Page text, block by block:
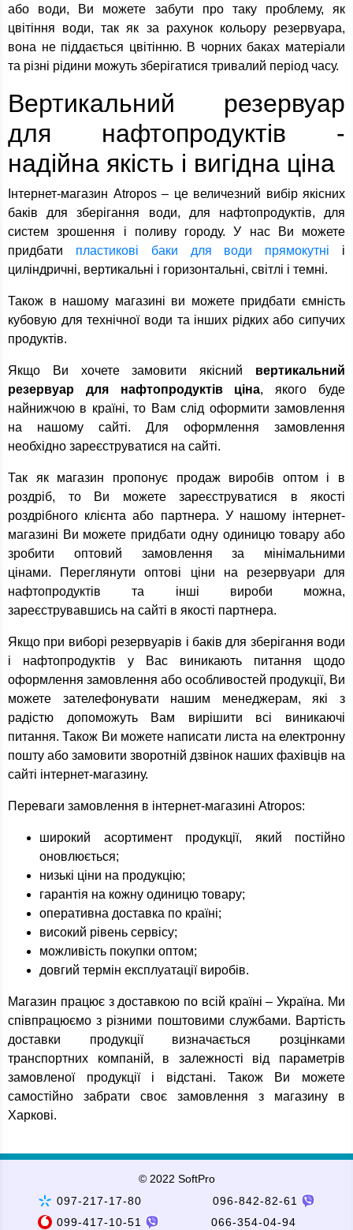
або води, Ви можете забути про таку проблему, як
цвітіння води, так як за рахунок кольору резервуара,
вона не піддається цвітінню. В чорних баках матеріали
та різні рідини можуть зберігатися тривалий період часу.
Вертикальний резервуар
для нафтопродуктів -
надійна якість і вигідна ціна
Інтернет-магазин Atropos – це величезний вибір якісних
баків для зберігання води, для нафтопродуктів, для
систем зрошення і поливу городу. У нас Ви можете
придбати пластикові баки для води прямокутні і
циліндричні, вертикальні і горизонтальні, світлі і темні.
Також в нашому магазині ви можете придбати ємність
кубовую для технічної води та інших рідких або сипучих
продуктів.
Якщо Ви хочете замовити якісний вертикальний
резервуар для нафтопродуктів ціна, якого буде
найнижчою в країні, то Вам слід оформити замовлення
на нашому сайті. Для оформлення замовлення
необхідно зареєструватися на сайті.
Так як магазин пропонує продаж виробів оптом і в
роздріб, то Ви можете зареєструватися в якості
роздрібного клієнта або партнера. У нашому інтернет-
магазині Ви можете придбати одну одиницю товару або
зробити оптовий замовлення за мінімальними
цінами. Переглянути оптові ціни на резервуари для
нафтопродуктів та інші вироби можна,
зареєструвавшись на сайті в якості партнера.
Якщо при виборі резервуарів і баків для зберігання води
і нафтопродуктів у Вас виникають питання щодо
оформлення замовлення або особливостей продукції, Ви
можете зателефонувати нашим менеджерам, які з
радістю допоможуть Вам вирішити всі виникаючі
питання. Також Ви можете написати листа на електронну
пошту або замовити зворотній дзвінок наших фахівців на
сайті інтернет-магазину.
Переваги замовлення в інтернет-магазині Atropos:
широкий асортимент продукції, який постійно
оновлюється;
низькі ціни на продукцію;
гарантія на кожну одиницю товару;
оперативна доставка по країні;
високий рівень сервісу;
можливість покупки оптом;
довгий термін експлуатації виробів.
Магазин працює з доставкою по всій країні – Україна. Ми
співпрацюємо з різними поштовими службами. Вартість
доставки продукції визначається розцінками
транспортних компаній, в залежності від параметрів
замовленої продукції і відстані. Також Ви можете
самостійно забрати своє замовлення з магазину в
Харкові.
© 2022 SoftPro
097-217-17-80
096-842-82-61
099-417-10-51
066-354-04-94